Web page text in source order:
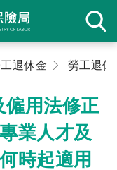
退休金 勞工退休
僱用法修正
業人才及
時起適用